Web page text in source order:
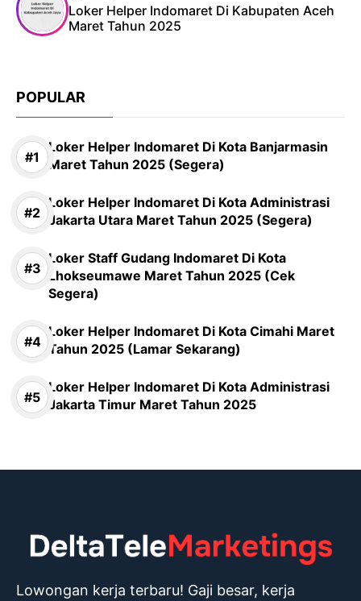
Loker Helper Indomaret Di Kabupaten Aceh
Maret Tahun 2025
POPULAR
Loker Helper Indomaret Di Kota Banjarmasin
Maret Tahun 2025 (Segera)
Loker Helper Indomaret Di Kota Administrasi
Jakarta Utara Maret Tahun 2025 (Segera)
Loker Staff Gudang Indomaret Di Kota
Lhokseumawe Maret Tahun 2025 (Cek
Segera)
Loker Helper Indomaret Di Kota Cimahi Maret
Tahun 2025 (Lamar Sekarang)
Loker Helper Indomaret Di Kota Administrasi
Jakarta Timur Maret Tahun 2025
Lowongan kerja terbaru! Gaji besar, kerja